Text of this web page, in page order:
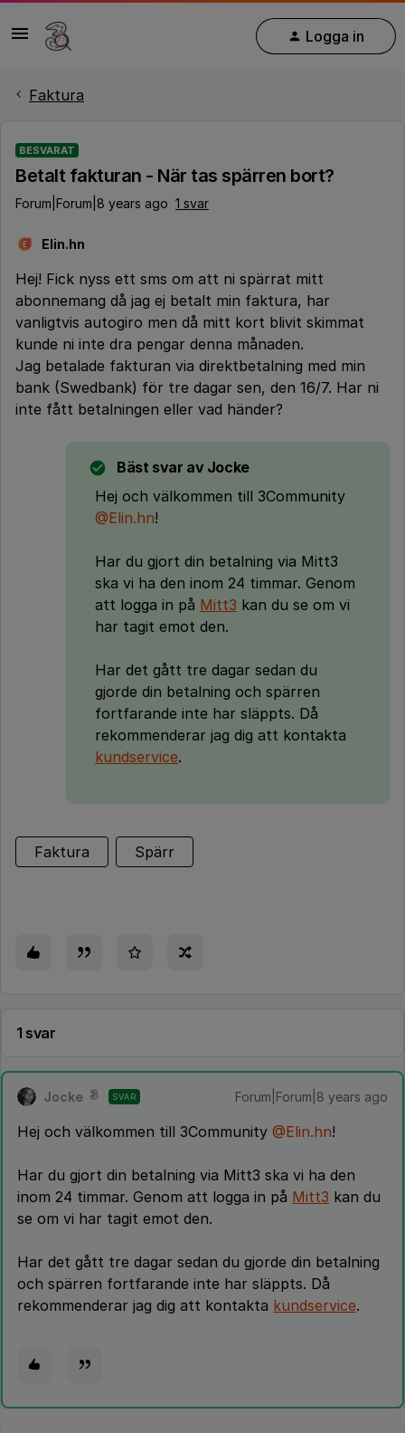
Logga in
Faktura
BESVARAT
Betalt fakturan - När tas spärren bort?
Forum|Forum|8 years ago 1 svar
E Elin.hn
Hej! Fick nyss ett sms om att ni spärrat mitt
abonnemang då jag ej betalt min faktura, har
vanligtvis autogiro men då mitt kort blivit skimmat
kunde ni inte dra pengar denna månaden.
Jag betalade fakturan via direktbetalning med min
bank (Swedbank) för tre dagar sen, den 16/7. Har ni
inte fått betalningen eller vad händer?
Bäst svar av Jocke
Hej och välkommen till 3Community
@Elin.hn!
Har du gjort din betalning via Mitt3
ska vi ha den inom 24 timmar. Genom
att logga in på Mitt3 kan du se om vi
har tagit emot den.
Har det gått tre dagar sedan du
gjorde din betalning och spärren
fortfarande inte har släppts. Då
rekommenderar jag dig att kontakta
kundservice.
Faktura Spärr
1 svar
Jocke SVAR Forum|Forum|8 years ago
Hej och välkommen till 3Community @Elin.hn!
Har du gjort din betalning via Mitt3 ska vi ha den
inom 24 timmar. Genom att logga in på Mitt3 kan du
se om vi har tagit emot den.
Har det gått tre dagar sedan du gjorde din betalning
och spärren fortfarande inte har släppts. Då
rekommenderar jag dig att kontakta kundservice.